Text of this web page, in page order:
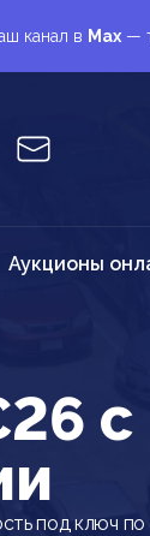
канал в Max —
Аукционы
c
под ключ по